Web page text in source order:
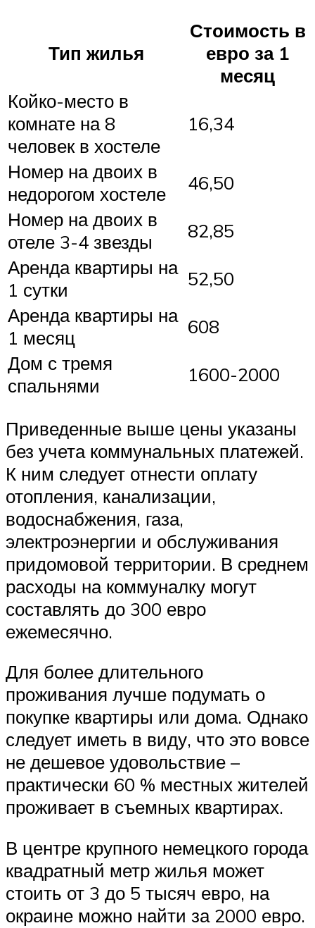
Тип жилья
Стоимость в
евро за 1
месяц
Койко-место в
комнате на 8
человек в хостеле
16,34
Номер на двоих в
недорогом хостеле
46,50
Номер на двоих в
отеле 3-4 звезды
82,85
Аренда квартиры на
1 сутки
52,50
Аренда квартиры на
1 месяц
608
Дом с тремя
спальнями
1600-2000
Приведенные выше цены указаны
без учета коммунальных платежей.
К ним следует отнести оплату
отопления, канализации,
водоснабжения, газа,
электроэнергии и обслуживания
придомовой территории. В среднем
расходы на коммуналку могут
составлять до 300 евро
ежемесячно.
Для более длительного
проживания лучше подумать о
покупке квартиры или дома. Однако
следует иметь в виду, что это вовсе
не дешевое удовольствие –
практически 60 % местных жителей
проживает в съемных квартирах.
В центре крупного немецкого города
квадратный метр жилья может
стоить от 3 до 5 тысяч евро, на
окраине можно найти за 2000 евро.